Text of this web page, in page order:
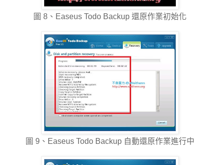
圖 8、Easeus Todo Backup 還原作業初始化
圖 9、Easeus Todo Backup 自動還原作業進行中